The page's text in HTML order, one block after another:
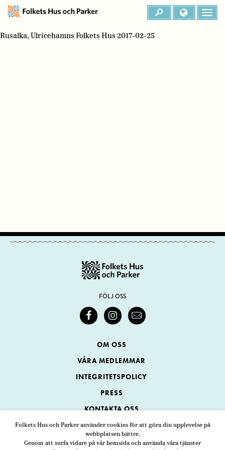
Folkets Hus och Parker använder cookies för att göra din upplevelse på
webbplatsen bättre.
Genom att surfa vidare på vår hemsida och använda våra tjänster
Rusalka, Ulricehamns Folkets Hus 2017-02-25
FÖLJ OSS
OM OSS
VÅRA MEDLEMMAR
INTEGRITETSPOLICY
PRESS
KONTAKTA OSS
Folkets Hus och Parker